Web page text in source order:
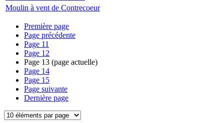
Moulin à vent de Contrecoeur
Première page
Page précédente
Page 11
Page 12
Page 13 (page actuelle)
Page 14
Page 15
Page suivante
Dernière page